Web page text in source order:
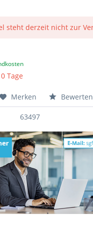
steht derzeit nicht zur
Tage
Merken Bewerten
63497